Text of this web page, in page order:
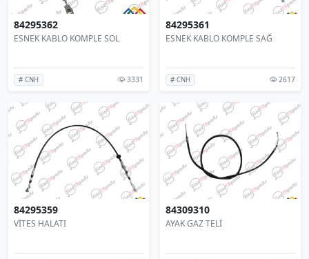
84295362
ESNEK KABLO KOMPLE SOL
# CNH 3331
84295361
ESNEK KABLO KOMPLE SAĞ
# CNH 2617
84295359
VİTES HALATI
84309310
AYAK GAZ TELİ